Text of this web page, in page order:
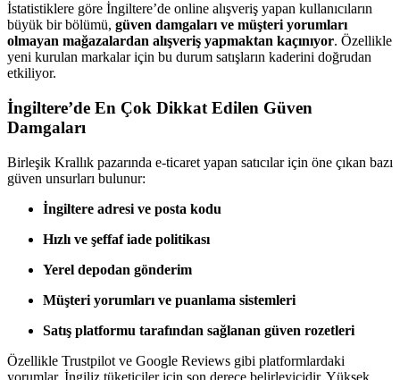
İstatistiklere göre İngiltere’de online alışveriş yapan kullanıcıların
büyük bir bölümü, güven damgaları ve müşteri yorumları
olmayan mağazalardan alışveriş yapmaktan kaçınıyor. Özellikle
yeni kurulan markalar için bu durum satışların kaderini doğrudan
etkiliyor.
İngiltere’de En Çok Dikkat Edilen Güven
Damgaları
Birleşik Krallık pazarında e-ticaret yapan satıcılar için öne çıkan bazı
güven unsurları bulunur:
İngiltere adresi ve posta kodu
Hızlı ve şeffaf iade politikası
Yerel depodan gönderim
Müşteri yorumları ve puanlama sistemleri
Satış platformu tarafından sağlanan güven rozetleri
Özellikle Trustpilot ve Google Reviews gibi platformlardaki
yorumlar, İngiliz tüketiciler için son derece belirleyicidir. Yüksek